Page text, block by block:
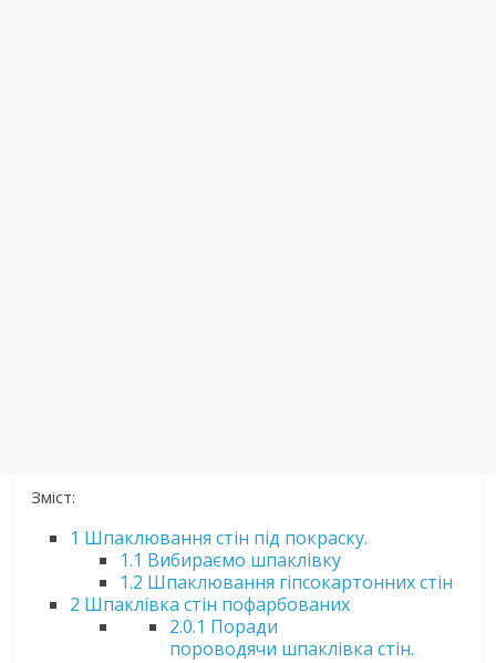
Зміст:
1 Шпаклювання стін під покраску.
1.1 Вибираємо шпаклівку
1.2 Шпаклювання гіпсокартонних стін
2 Шпаклівка стін пофарбованих
2.0.1 Поради
пороводячи шпаклівка стін.